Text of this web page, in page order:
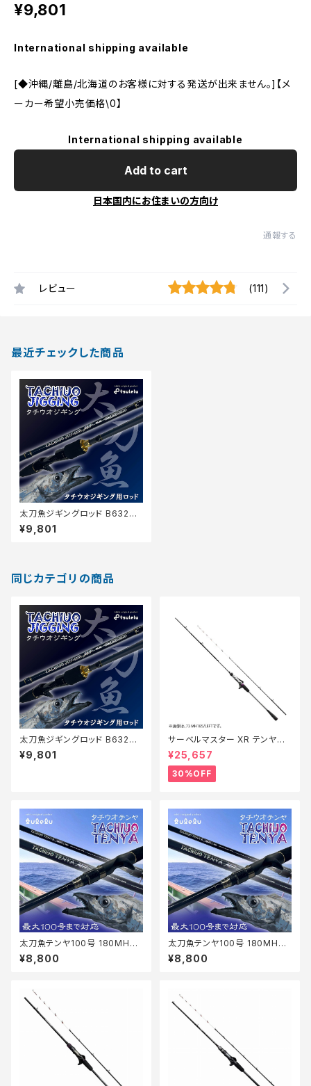
¥9,801
International shipping available
[◆沖縄/離島/北海道のお客様に対する発送が出来ません。]【メ
ーカー希望小売価格\0】
International shipping available
Add to cart
日本国内にお住まいの方向け
通報する
レビュー (111)
最近チェックした商品
太刀魚ジギングロッド B632M
H+マットブラック
¥9,801
同じカテゴリの商品
太刀魚ジギングロッド B632M
H+マットブルー
¥9,801
サーベルマスター XR テンヤ
73MH 185R【特価ロッド】【30】
¥25,657
30%OFF
太刀魚テンヤ100号 180MH+
マットブルー
¥8,800
太刀魚テンヤ100号 180MH+
マットブラック
¥8,800